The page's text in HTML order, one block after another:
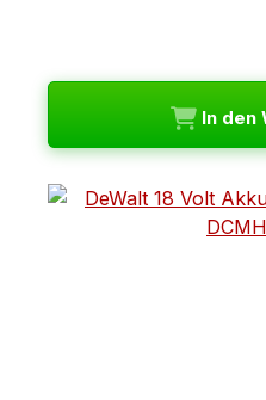
In den